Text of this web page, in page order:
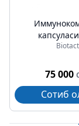
Biotact
75 000
Сотиб